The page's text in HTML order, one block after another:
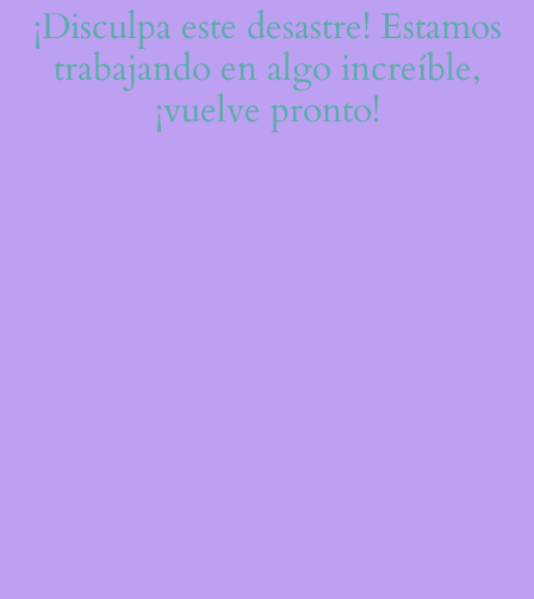
¡Disculpa este desastre! Estamos
trabajando en algo increíble,
¡vuelve pronto!